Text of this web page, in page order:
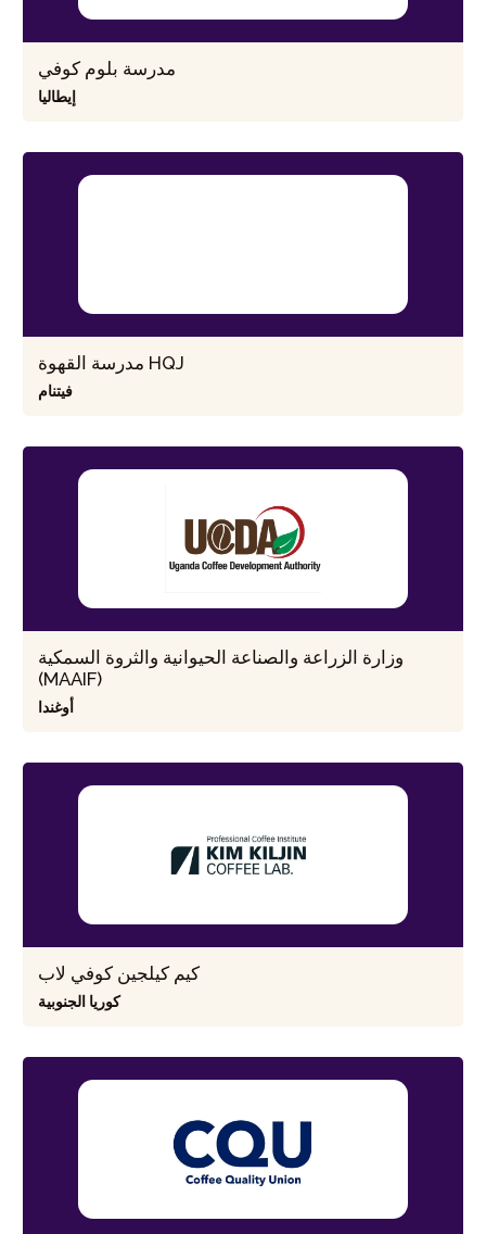
مدرسة بلوم كوفي
إيطاليا
مدرسة القهوة HQJ
فيتنام
وزارة الزراعة والصناعة الحيوانية والثروة السمكية
(MAAIF)
أوغندا
كيم كيلجين كوفي لاب
كوريا الجنوبية